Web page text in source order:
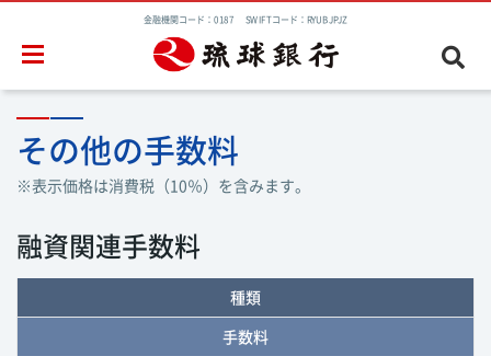
金融機関コード：0187 SWIFTコード：RYUBJPJZ
その他の手数料
※表示価格は消費税（10％）を含みます。
融資関連手数料
種類
手数料